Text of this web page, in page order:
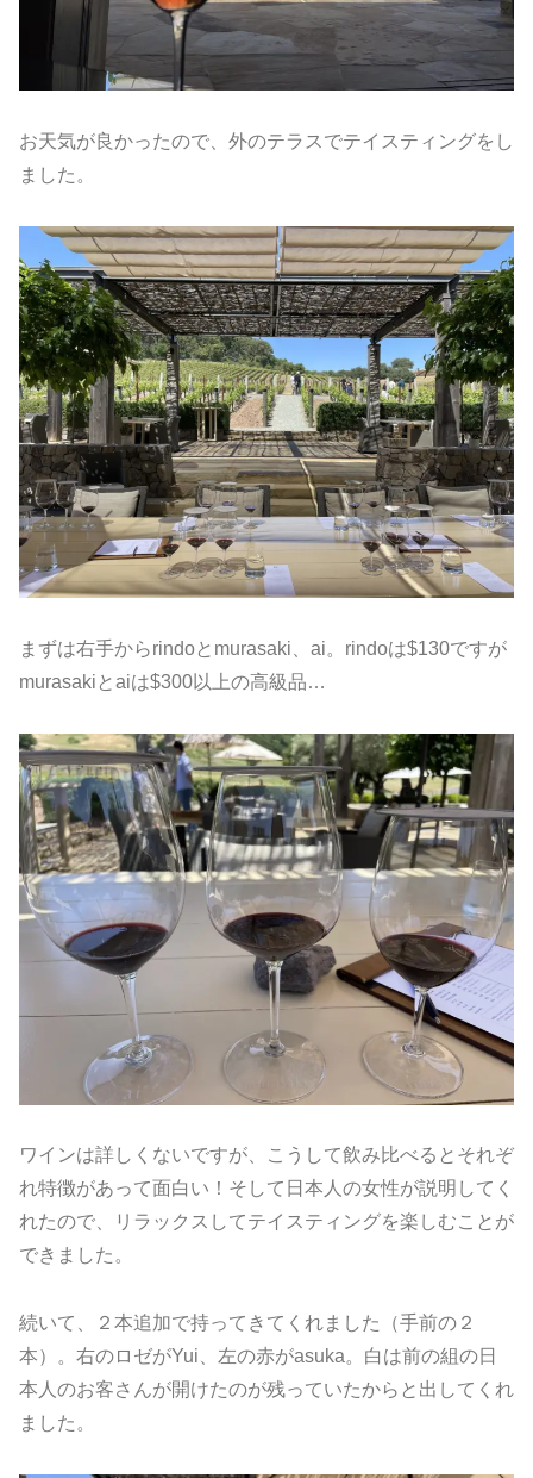
お天気が良かったので、外のテラスでテイスティングをし
ました。
まずは右手からrindoとmurasaki、ai。rindoは$130ですが
murasakiとaiは$300以上の高級品…
ワインは詳しくないですが、こうして飲み比べるとそれぞ
れ特徴があって面白い！そして日本人の女性が説明してく
れたので、リラックスしてテイスティングを楽しむことが
できました。
続いて、２本追加で持ってきてくれました（手前の２
本）。右のロゼがYui、左の赤がasuka。白は前の組の日
本人のお客さんが開けたのが残っていたからと出してくれ
ました。